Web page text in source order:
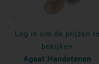
Log in om de prijzen te
bekijken
Agaat Handstenen